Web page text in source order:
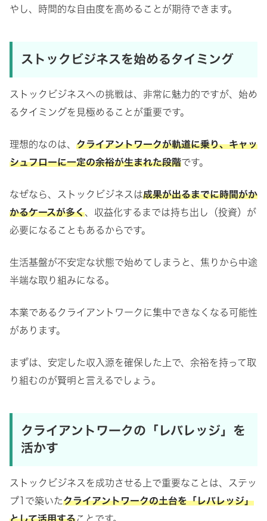
やし、時間的な自由度を高めることが期待できます。
ストックビジネスを始めるタイミング
ストックビジネスへの挑戦は、非常に魅力的ですが、始め
るタイミングを見極めることが重要です。
理想的なのは、 クライアントワークが軌道に乗り、キャッ
シュフローに一定の余裕が生まれた段階です。
なぜなら、ストックビジネスは成果が出るまでに時間がか
かるケースが多く、収益化するまでは持ち出し（投資）が
必要になることもあるからです。
生活基盤が不安定な状態で始めてしまうと、焦りから中途
半端な取り組みになる。
本業であるクライアントワークに集中できなくなる可能性
があります。
まずは、安定した収入源を確保した上で、余裕を持って取
り組むのが賢明と言えるでしょう。
クライアントワークの「レバレッジ」を
活かす
ストックビジネスを成功させる上で重要なことは、ステッ
プ1で築いたクライアントワークの土台を「レバレッジ」
として活用することです。